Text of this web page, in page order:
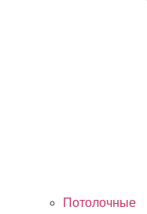
Потолочные